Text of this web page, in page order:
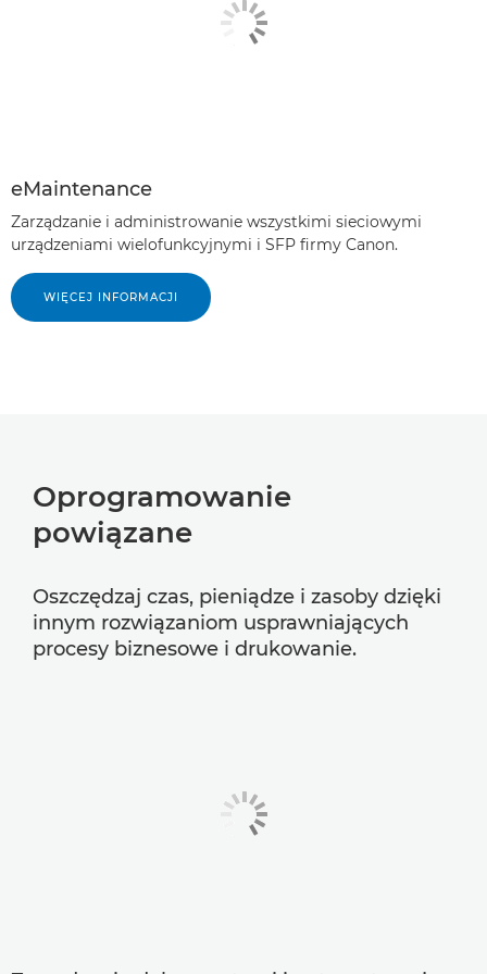
eMaintenance
Zarządzanie i administrowanie wszystkimi sieciowymi
urządzeniami wielofunkcyjnymi i SFP firmy Canon.
WIĘCEJ INFORMACJI
Oprogramowanie
powiązane
Oszczędzaj czas, pieniądze i zasoby dzięki
innym rozwiązaniom usprawniających
procesy biznesowe i drukowanie.